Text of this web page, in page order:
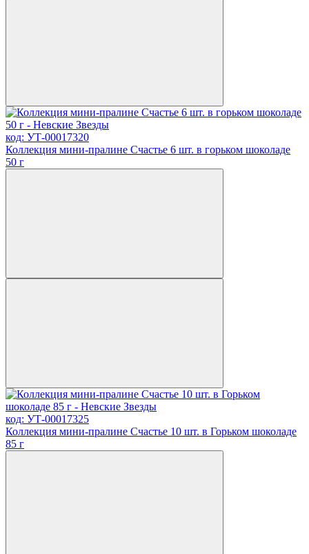
код: УТ-00017320
Коллекция мини-пралине Счастье 6 шт. в горьком шоколаде
50 г
код: УТ-00017325
Коллекция мини-пралине Счастье 10 шт. в Горьком шоколаде
85 г